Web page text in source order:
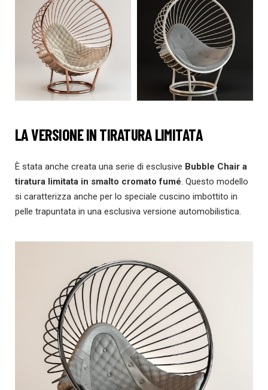
LA VERSIONE IN TIRATURA LIMITATA
È stata anche creata una serie di esclusive Bubble Chair a
tiratura limitata in smalto cromato fumé. Questo modello
si caratterizza anche per lo speciale cuscino imbottito in
pelle trapuntata in una esclusiva versione automobilistica.